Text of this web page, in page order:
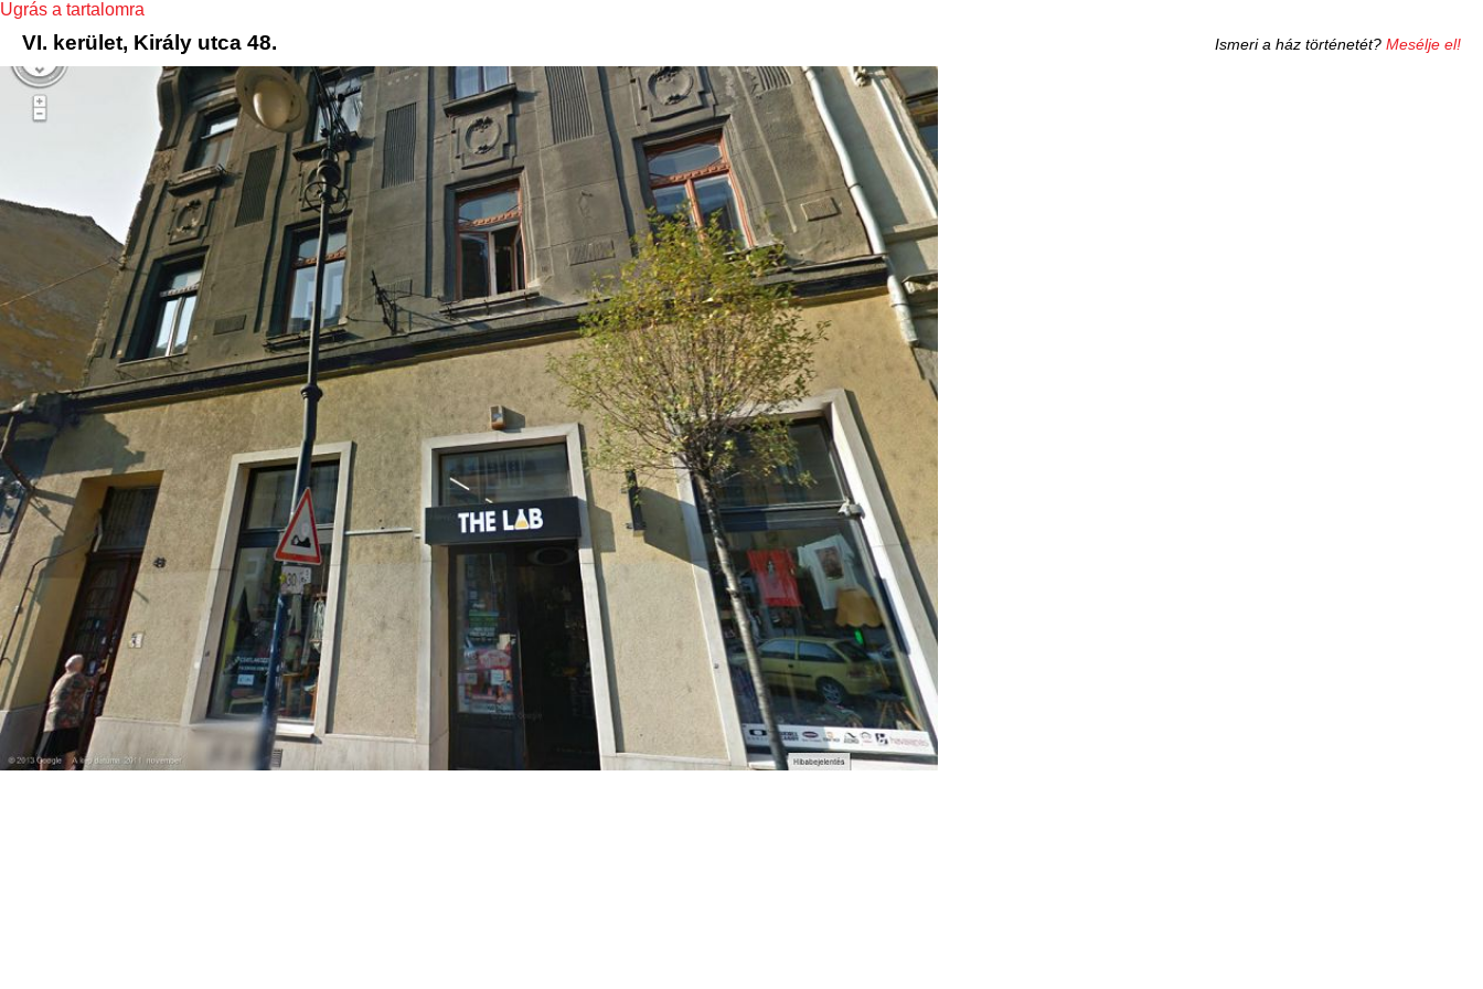
Ugrás a tartalomra
VI. kerület, Király utca 48. Ismeri a ház történetét? Mesélje el!